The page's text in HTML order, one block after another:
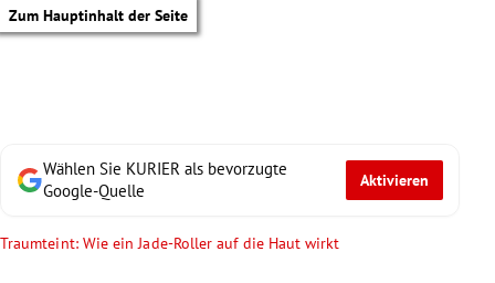
Zum Hauptinhalt der Seite
Wählen Sie KURIER als bevorzugte
Google-Quelle
Aktivieren
Traumteint: Wie ein Jade-Roller auf die Haut wirkt